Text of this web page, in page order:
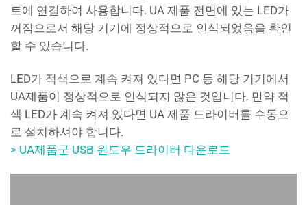
트에 연결하여 사용합니다. UA 제품 전면에 있는 LED가
꺼짐으로서 해당 기기에 정상적으로 인식되었음을 확인
할 수 있습니다.
LED가 적색으로 계속 켜져 있다면 PC 등 해당 기기에서
UA제품이 정상적으로 인식되지 않은 것입니다. 만약 적
색 LED가 계속 켜져 있다면 UA 제품 드라이버를 수동으
로 설치하셔야 합니다.
> UA제품군 USB 윈도우 드라이버 다운로드